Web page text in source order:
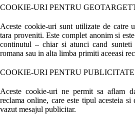
COOKIE-URI PENTRU
Aceste cookie-uri sunt utilizate de catre
tara proveniti. Este complet anonim si
continutul – chiar si atunci cand
romana sau in alta limba primiti aceeasi
COOKIE-URI PENTRU PUBLICITATE
Aceste cookie-uri ne permit sa aflam
reclama online, care este tipul acesteia
vazut mesajul publicitar.